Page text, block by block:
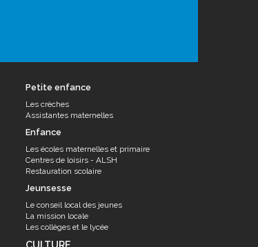
Petite enfance
Les crèches
Assistantes maternelles
Enfance
Les écoles maternelles et primaire
Centres de loisirs - ALSH
Restauration scolaire
Jeunsesse
Le conseil local des jeunes
La mission locale
Les collèges et le lycée
CULTURE